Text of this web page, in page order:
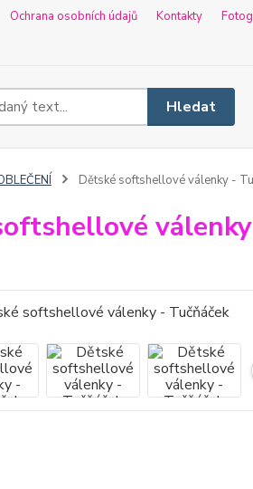
Ochrana osobních údajů Kontakty
Hledat
Dětské softshellové válenky -